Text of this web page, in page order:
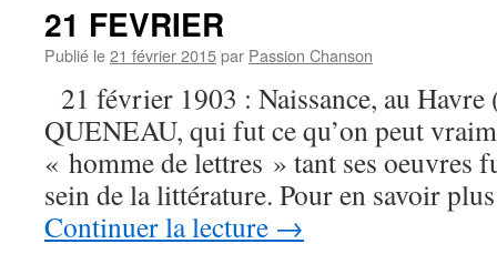
21 FEVRIER
Publié le21 février 2015par Passion Chanson
21 février 1903 : Naissance, au
QUENEAU, qui fut ce qu’on peut
« homme de lettres » tant ses oeuvres
sein de la littérature. Pour en savoir
Continuer la lecture →